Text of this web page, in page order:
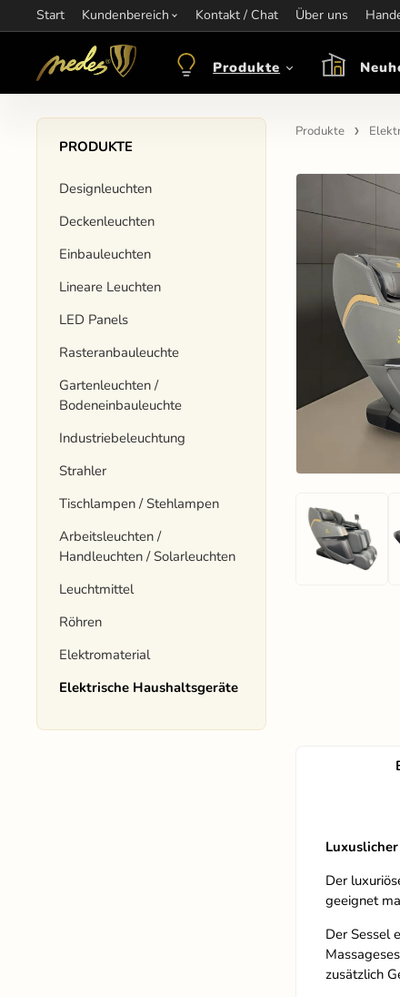
Start Kundenbereich Kontakt / Chat Über uns
Information:nagel@nedes.sk Kontakt: 00436606304010
Produkte
PRODUKTE
Designleuchten
Deckenleuchten
Einbauleuchten
Lineare Leuchten
LED Panels
Rasteranbauleuchte
Gartenleuchten /
Bodeneinbauleuchte
Industriebeleuchtung
Strahler
Tischlampen / Stehlampen
Arbeitsleuchten /
Handleuchten / Solarleuchten
Leuchtmittel
Röhren
Elektromaterial
Elektrische Haushaltsgeräte
Produkte
Luxuslicher
Der
geeignet
Der Sessel
zusätzlich